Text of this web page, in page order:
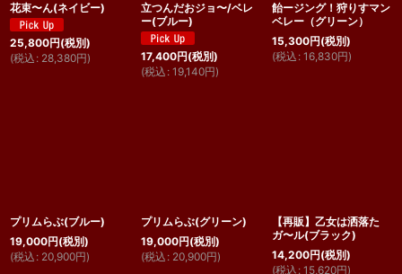
花束〜ん(ネイビー)
25,800円(税別)
(税込 : 28,380円)
立つんだおジョ〜/ベレ
ー(ブルー)
17,400円(税別)
(税込 : 19,140円)
飴ージング！狩りすマン
ベレー（グリーン）
15,300円(税別)
(税込 : 16,830円)
プリムらぶ(ブルー)
19,000円(税別)
(税込 : 20,900円)
プリムらぶ(グリーン)
19,000円(税別)
(税込 : 20,900円)
【再販】乙女は洒落た
ガ〜ル(ブラック)
14,200円(税別)
(税込 : 15,620円)